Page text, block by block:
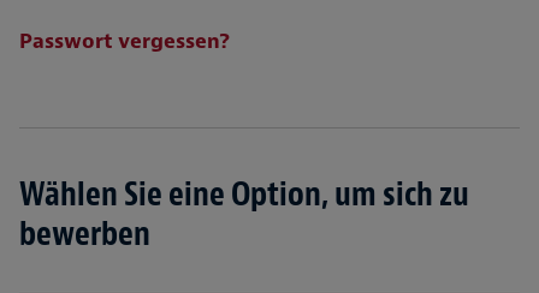
Passwort vergessen?
Wählen Sie eine Option, um sich zu
bewerben